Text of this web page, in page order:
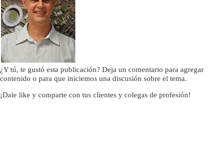
¿Y tú, te gustó esta publicación? Deja un comentario para agregar
contenido o para que iniciemos una discusión sobre el tema.
¡Dale like y comparte con tus clientes y colegas de profesión!